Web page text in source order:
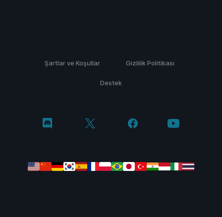
Şartlar ve Koşullar Gizlilik Politikası
Destek